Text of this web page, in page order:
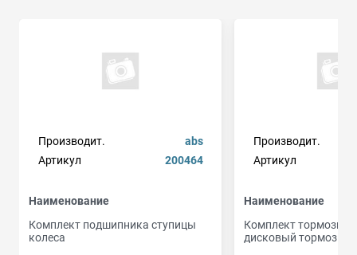
Производит.
abs
Артикул
200464
Наименование
Комплект подшипника ступицы
колеса
Производит.
Артикул
Наименование
Комплект
дисковый тормоз